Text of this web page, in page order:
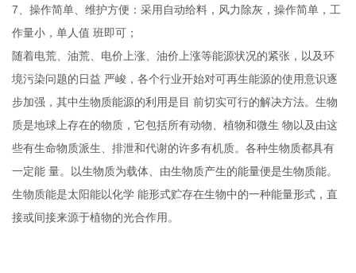
7、操作简单、维护方便：采用自动给料，风力除灰，操作简单，工
作量小，单人值 班即可；
随着电荒、油荒、电价上涨、油价上涨等能源状况的紧张，以及环
境污染问题的日益 严峻，各个行业开始对可再生能源的使用意识逐
步加强，其中生物质能源的利用是目 前切实可行的解决方法。生物
质是地球上存在的物质，它包括所有动物、植物和微生 物以及由这
些有生命物质派生、排泄和代谢的许多有机质。各种生物质都具有
一定能 量。以生物质为载体、由生物质产生的能量便是生物质能。
生物质能是太阳能以化学 能形式贮存在生物中的一种能量形式，直
接或间接来源于植物的光合作用。